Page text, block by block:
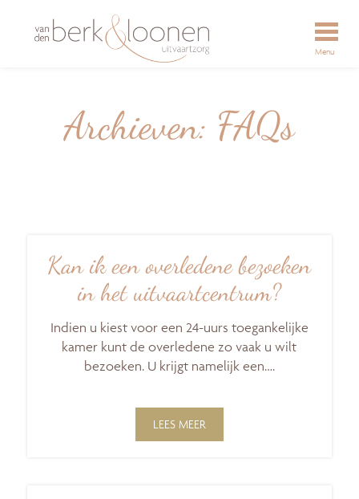
Menu
Archieven: FAQs
Kan ik een overledene bezoeken
in het uitvaartcentrum?
Indien u kiest voor een 24-uurs toegankelijke
kamer kunt de overledene zo vaak u wilt
bezoeken. U krijgt namelijk een….
LEES MEER